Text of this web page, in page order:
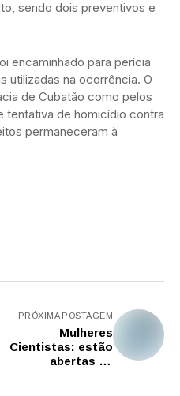
sendo dois preventivos e
encaminhado para perícia
utilizadas na ocorrência. O
de Cubatão como pelos
de homicídio contra
permaneceram à
PRÓXIMA POSTAGEM
Mulheres
Cientistas: estão
abertas as